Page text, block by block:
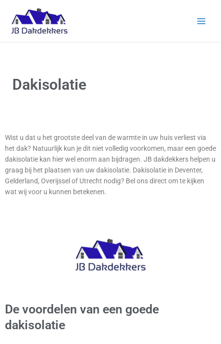
Dakisolatie
Wist u dat u het grootste deel van de warmte in uw huis verliest via
het dak? Natuurlijk kun je dit niet volledig voorkomen, maar een goede
dakisolatie kan hier wel enorm aan bijdragen. JB dakdekkers helpen u
graag bij het plaatsen van uw dakisolatie. Dakisolatie in Deventer,
Gelderland, Overijssel of Utrecht nodig? Bel ons direct om te kijken
wat wij voor u kunnen betekenen.
De voordelen van een goede
dakisolatie